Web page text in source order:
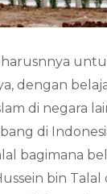
dengan
di negara
di
bagimana
bin Talal